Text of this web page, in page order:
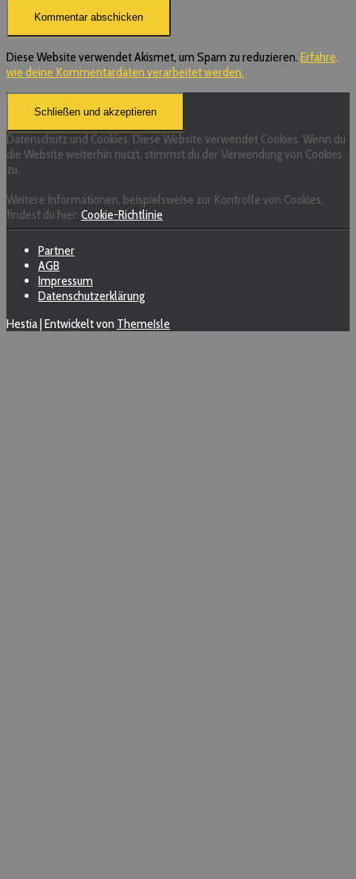
Diese Website verwendet Akismet, um Spam zu reduzieren. Erfahre,
wie deine Kommentardaten verarbeitet werden.
Datenschutz und Cookies: Diese Website verwendet Cookies. Wenn du
die Website weiterhin nutzt, stimmst du der Verwendung von Cookies
zu.
Weitere Informationen, beispielsweise zur Kontrolle von Cookies,
findest du hier: Cookie-Richtlinie
Partner
AGB
Impressum
Datenschutzerklärung
Hestia | Entwickelt von ThemeIsle